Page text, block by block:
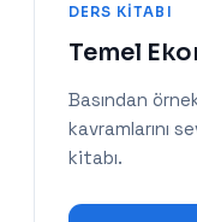
DERS KITABI
Temel
Basından
kavramlarını
kitabı.